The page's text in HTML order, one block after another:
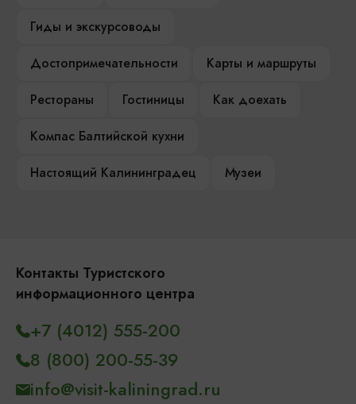
Гиды и экскурсоводы
Достопримечательности
Карты и маршруты
Рестораны
Гостиницы
Как доехать
Компас Балтийской кухни
Настоящий Калининградец
Музеи
Контакты Туристского
информационного центра
+7 (4012) 555-200
8 (800) 200-55-39
info@visit-kaliningrad.ru